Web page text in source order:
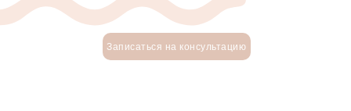
Записаться на консультацию